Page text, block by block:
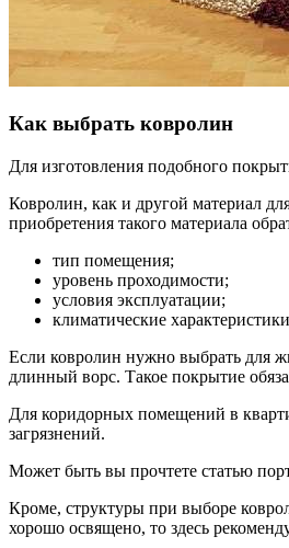
Как выбрать ковролин
Для изготовления подобного
Ковролин, как и другой материал
приобретения такого материала
тип помещения;
уровень проходимости;
условия эксплуатации;
климатические
Если ковролин нужно выбрать для
длинный ворс. Такое покрытие
Для коридорных помещений в
загрязнений.
Может быть вы прочтете статью
Кроме, структуры при выборе
хорошо освящено, то здесь